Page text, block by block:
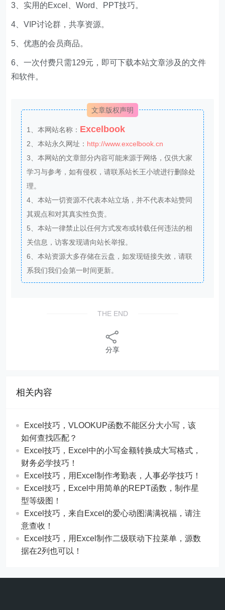
3、实用的Excel、Word、PPT技巧。
4、VIP讨论群，共享资源。
5、优惠的会员商品。
6、一次付费只需129元，即可下载本站文章涉及的文件
和软件。
文章版权声明
1、本网站名称： Excelbook
2、本站永久网址： http://www.excelbook.cn
3、本网站的文章部分内容可能来源于网络，仅供大家
学习与参考，如有侵权，请联系站长王小琥进行删除处
理。
4、本站一切资源不代表本站立场，并不代表本站赞同
其观点和对其真实性负责。
5、本站一律禁止以任何方式发布或转载任何违法的相
关信息，访客发现请向站长举报。
6、本站资源大多存储在云盘，如发现链接失效，请联
系我们我们会第一时间更新。
THE END
分享
相关内容
Excel技巧，​​VLOOKUP函数不能区分大小写，该
如何查找匹配？
​​Excel技巧，Excel中的小写金额转换成大写格式，
财务必学技巧！
​​Excel技巧，用Excel制作考勤表，人事必学技巧！
Excel技巧，​​Excel中用简单的REPT函数，制作星
型等级图！
Excel技巧，来自Excel的爱心动图满满祝福，请注
意查收！
Excel技巧，用Excel制作二级联动下拉菜单，源数
据在2列也可以！